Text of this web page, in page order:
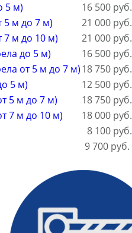
5 м)
16 500 руб.
5 м до 7 м)
21 000 руб.
7 м до 10 м)
21 000 руб.
до 5 м)
16 500 руб.
от 5 м до 7 м)18 750 руб.
5 м)
12 500 руб.
5 м до 7 м)
18 750 руб.
7 м до 10 м)
18 000 руб.
8 100 руб.
9 700 руб.